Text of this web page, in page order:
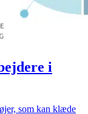
i
som kan klæde